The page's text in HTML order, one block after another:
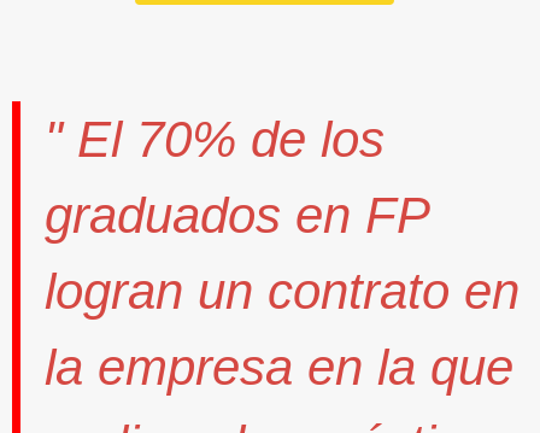
" El 70% de los
graduados en FP
logran un contrato en
la empresa en la que